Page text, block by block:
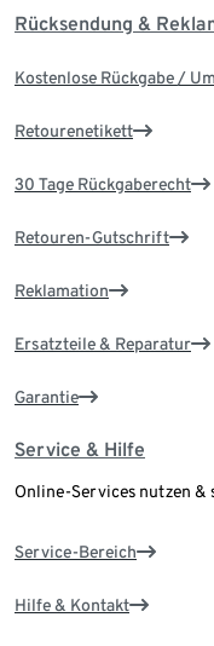
Rücksendung &
Kostenlose Rückgabe /
Retourenetikett
30 Tage Rückgaberecht
Retouren-Gutschrift
Reklamation
Ersatzteile & Reparatur
Garantie
Service & Hilfe
Online-Services nutzen
Service-Bereich
Hilfe & Kontakt